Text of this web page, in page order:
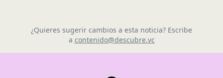
¿Quieres sugerir cambios a esta noticia? Escribe
a contenido@descubre.vc